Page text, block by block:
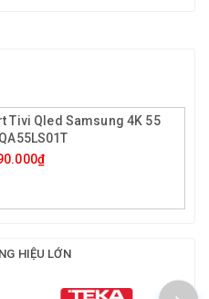
Tivi Qled Samsung 4K 55
HIỆU LỚN